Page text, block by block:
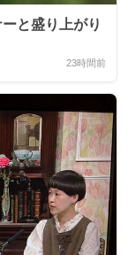
と盛り上がり
23時間前